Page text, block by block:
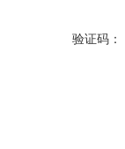
验证码：